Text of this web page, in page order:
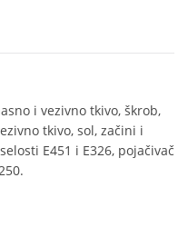
i vezivno tkivo, škrob,
tkivo, sol, začini i
E451 i E326, pojačivač